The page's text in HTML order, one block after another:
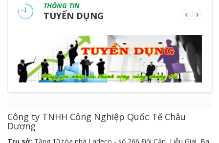
THÔNG TIN
TUYỂN DỤNG
Công ty TNHH Công Nghiệp Quốc Tế Châu
Dương